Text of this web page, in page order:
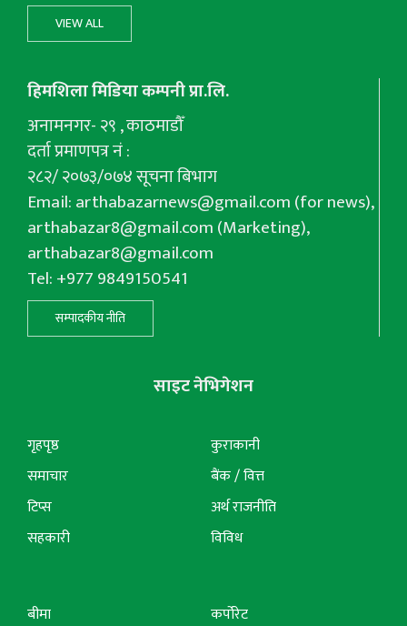
VIEW ALL
हिमशिला मिडिया कम्पनी प्रा.लि.
अनामनगर- २९ , काठमाडौँ
दर्ता प्रमाणपत्र नं :
२८२/ २०७३/०७४ सूचना बिभाग
Email:arthabazarnews@gmail.com(for news),
arthabazar8@gmail.com(Marketing),
arthabazar8@gmail.com
Tel: +977 9849150541
सम्पादकीय नीति
साइट नेभिगेशन
गृहपृष्ठ
समाचार
टिप्स
सहकारी
कुराकानी
बैंक / वित्त
अर्थ राजनीति
विविध
बीमा कर्पोरेट